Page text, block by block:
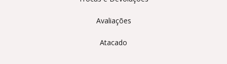
Avaliações
Atacado